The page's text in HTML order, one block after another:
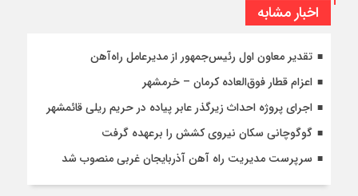
اخبار مشابه
تقدیر معاون اول رئیس‌جمهور از مدیرعامل راه‌آهن
اعزام قطار فوق‌العاده کرمان – خرمشهر
اجرای پروژه احداث زیرگذر عابر پیاده در حریم ریلی قائمشهر
گوگوچانی سکان نیروی کشش را برعهده گرفت
سرپرست مدیریت راه آهن آذربایجان غربی منصوب شد